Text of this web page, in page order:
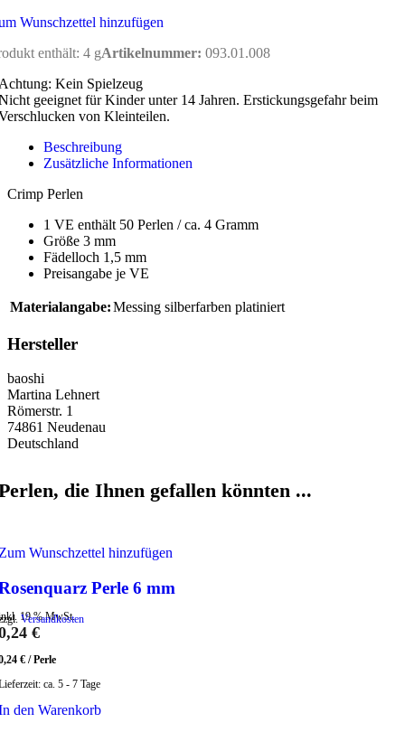
Wunschzettel hinzufügen
enthält: 4 gArtikelnummer: 093.01.008
Kein Spielzeug
geeignet für Kinder unter 14 Jahren. Erstickungsgefahr beim
von Kleinteilen.
Beschreibung
Zusätzliche Informationen
Crimp Perlen
1 VE enthält 50 Perlen / ca. 4 Gramm
Größe 3 mm
Fädelloch 1,5 mm
Preisangabe je VE
Materialangabe:Messing silberfarben platiniert
Hersteller
baoshi
Martina Lehnert
Römerstr. 1
74861 Neudenau
Deutschland
die Ihnen gefallen könnten ...
Wunschzettel hinzufügen
Perle 6 mm
19 % MwSt.
Versandkosten
€
€ /Perle
ca. 5 - 7 Tage
den Warenkorb